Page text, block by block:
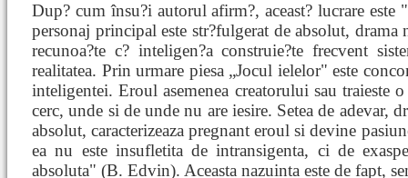
Dup? cum însu?i autorul afirm?, aceast? lucrare
personaj principal este str?fulgerat de absolut, drama
recunoa?te c? inteligen?a construie?te frecvent
realitatea. Prin urmare piesa „Jocul ielelor" este
inteligentei. Eroul asemenea creatorului sau traieste
cerc, unde si de unde nu are iesire. Setea de adevar,
absolut, caracterizeaza pregnant eroul si devine
ea nu este insufletita de intransigenta, ci de
absoluta" (B. Edvin). Aceasta nazuinta este de fapt,